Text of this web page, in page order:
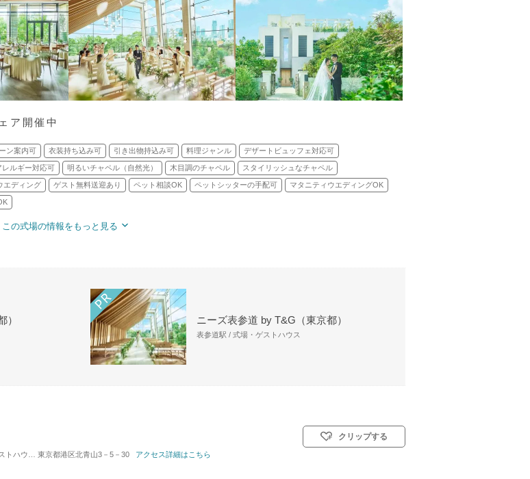
ア開催中
ン案内可 衣装持ち込み可 引き出物持込み可 料理ジャンル デザートビュッフェ対応可
レルギー対応可 明るいチャペル（自然光） 木目調のチャペル スタイリッシュなチャペル
エディング ゲスト無料送迎あり ペット相談OK ペットシッターの手配可 マタニティウエディングOK
この式場の情報をもっと見る
） ニーズ表参道 by T&G（東京都）
表参道駅 / 式場・ゲストハウス
ハウス 対応人数: 着席：10名 ～ 250名 挙式スタイル: 教会式(キリスト教式)／人前式
東京都港区北青山3－5－30 アクセス詳細はこちら
クリップする